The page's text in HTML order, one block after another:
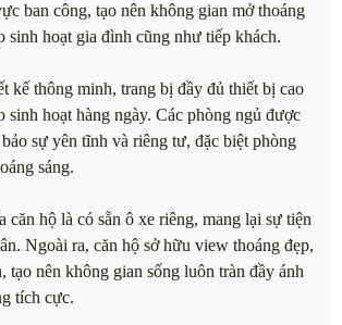
ban công, tạo nên không gian mở thoáng
sinh hoạt gia đình cũng như tiếp khách.
kế thông minh, trang bị đầy đủ thiết bị cao
sinh hoạt hàng ngày. Các phòng ngủ được
sự yên tĩnh và riêng tư, đặc biệt phòng
sáng.
căn hộ là có sẵn ô xe riêng, mang lại sự tiện
Ngoài ra, căn hộ sở hữu view thoáng đẹp,
tạo nên không gian sống luôn tràn đầy ánh
tích cực.